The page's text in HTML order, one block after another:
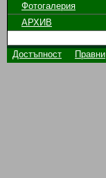
Фотогалерия
АРХИВ
Достъпност Правни